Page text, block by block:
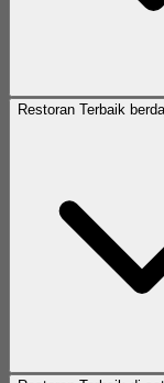
Restoran Terbaik